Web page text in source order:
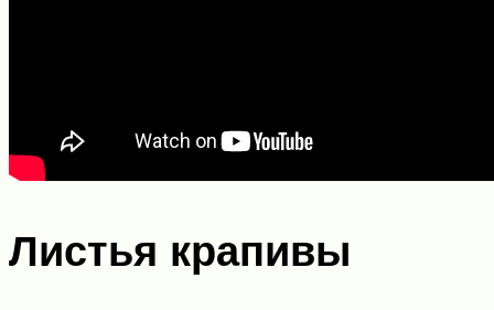
Листья крапивы